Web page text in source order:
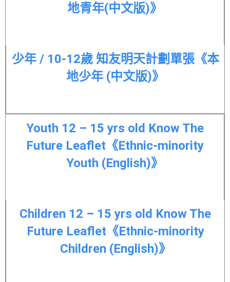
地青年(中文版)》
少年 / 10-12歲 知友明天計劃單張《本
地少年 (中文版)》
Youth 12 – 15 yrs old Know The
Future Leaflet《Ethnic-minority
Youth (English)》
Children 12 – 15 yrs old Know The
Future Leaflet《Ethnic-minority
Children (English)》